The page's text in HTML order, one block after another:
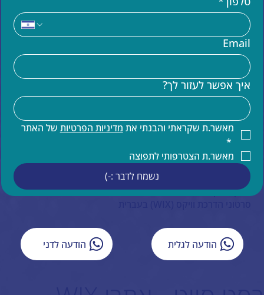
עוד באתר
בניית אתר וויקס (WIX)
מומחים לקוד בוויקס VELO
שידרוג אתר וויקס
הדרכות וויקס
קידום אתרים
קידום אורגני של אתר וויקס
תחזוקת אתר וויקס
הדרכות ותמיכה טכנית למעצבים בוויקס
תמיכה בעברית באתרי וויקס
איפיון אתר וויקס
ייעוץ עסקי
הודעה לגלית הודעה לדני
Email
איך אפשר לעזור לך?
מאשר.ת שקראתי והבנתי את מדיניות הפרטיות של האתר
*
מאשר.ת הצטרפותי לתפוצה
נשמח לדבר :-)